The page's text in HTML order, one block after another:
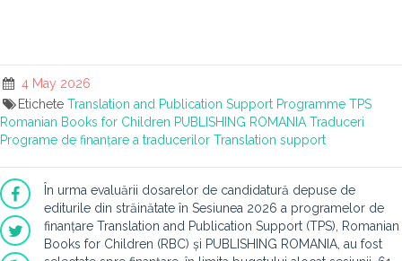
4 May 2026
Etichete Translation and Publication Support Programme TPS
Romanian Books for Children PUBLISHING ROMANIA Traduceri
Programe de finanțare a traducerilor Translation support
În urma evaluării dosarelor de candidatură depuse de
editurile din străinătate în Sesiunea 2026 a programelor de
finanțare Translation and Publication Support (TPS), Romanian
Books for Children (RBC) și PUBLISHING ROMANIA, au fost